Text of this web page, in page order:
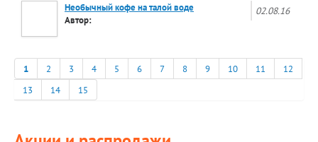
02.08.16
Необычный кофе на талой воде
Автор:
1 2 3 4 5 6 7 8 9 10 11
12
13
14 15